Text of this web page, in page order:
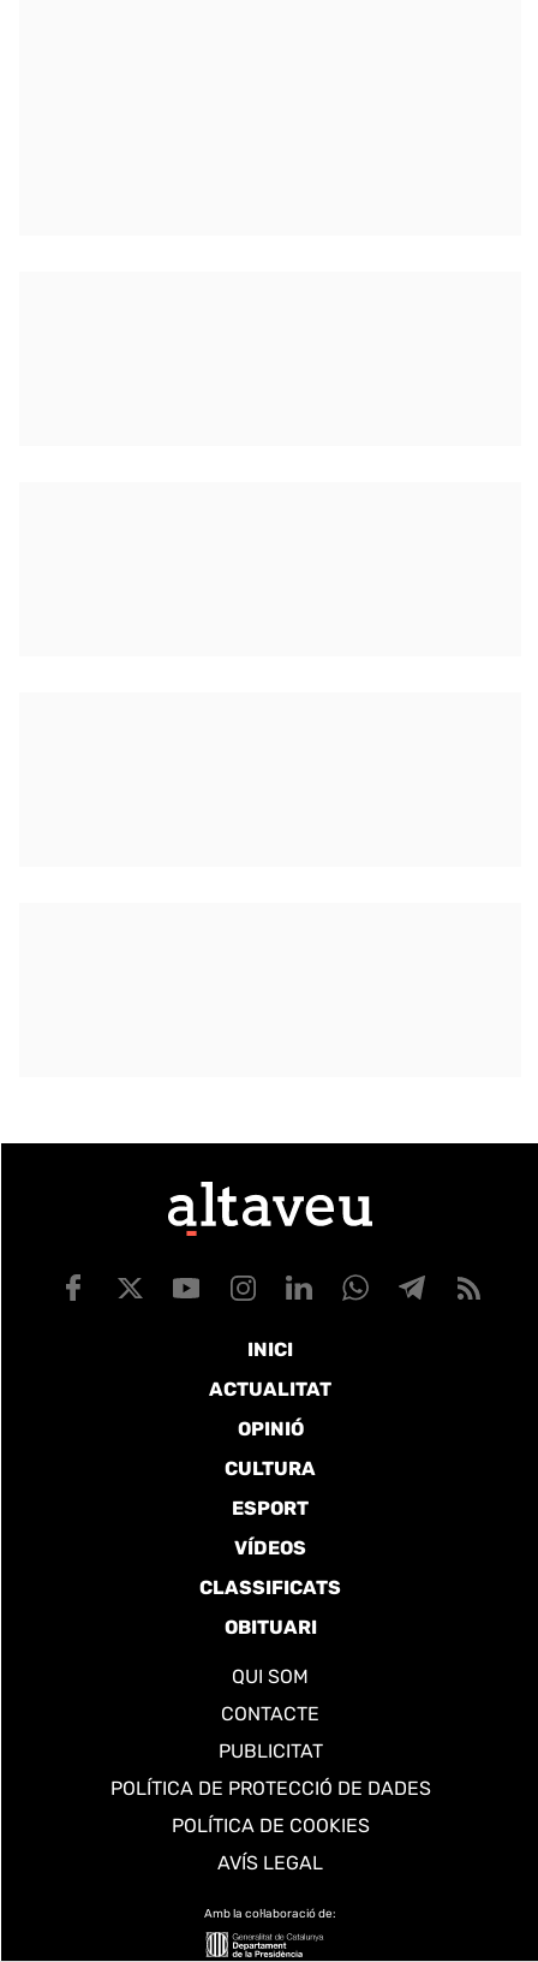
INICI
ACTUALITAT
OPINIÓ
CULTURA
ESPORT
VÍDEOS
CLASSIFICATS
OBITUARI
QUI SOM
CONTACTE
PUBLICITAT
POLÍTICA DE PROTECCIÓ DE DADES
POLÍTICA DE COOKIES
AVÍS LEGAL
Amb la col·laboració de: